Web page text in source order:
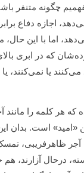
چگونه
اجازه دفاع
اما با این حال،
که در ابری
یا نمی‌کنند،
که هر کلمه را
است. بدان این
آجر ظاهرفریبی،
درحال آزارند،